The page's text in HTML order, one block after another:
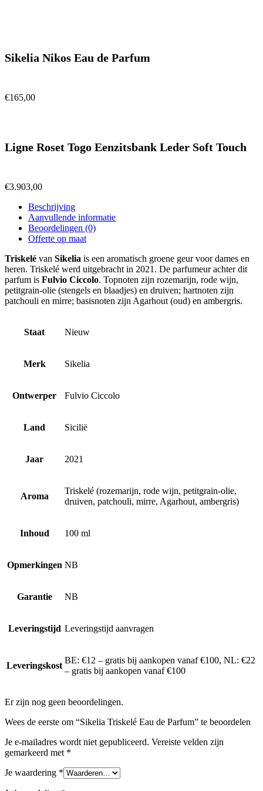
Sikelia Nikos Eau de Parfum
€165,00
Ligne Roset Togo Eenzitsbank Leder Soft Touch
€3.903,00
Beschrijving
Aanvullende informatie
Beoordelingen (0)
Offerte op maat
Triskelé van Sikelia is een aromatisch groene geur voor dames en
heren. Triskelé werd uitgebracht in 2021. De parfumeur achter dit
parfum is Fulvio Ciccolo. Topnoten zijn rozemarijn, rode wijn,
petitgrain-olie (stengels en blaadjes) en druiven; hartnoten zijn
patchouli en mirre; basisnoten zijn Agarhout (oud) en ambergris.
Staat Nieuw
Merk Sikelia
Ontwerper Fulvio Ciccolo
Land Sicilië
Jaar 2021
Aroma
Triskelé (rozemarijn, rode wijn, petitgrain-olie,
druiven, patchouli, mirre, Agarhout, ambergris)
Inhoud 100 ml
Opmerkingen NB
Garantie NB
Leveringstijd Leveringstijd aanvragen
Leveringskost
BE: €12 – gratis bij aankopen vanaf €100, NL: €22
– gratis bij aankopen vanaf €100
Er zijn nog geen beoordelingen.
Wees de eerste om “Sikelia Triskelé Eau de Parfum” te beoordelen
Je e-mailadres wordt niet gepubliceerd. Vereiste velden zijn
gemarkeerd met *
Je waardering *